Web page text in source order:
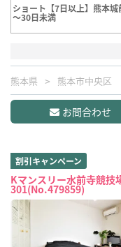
ショート【7日以上】熊本城
～30日未満
熊本県 熊本市中央区
お問合わせ
割引キャンペーン
Kマンスリー水前寺競技
301(No.479859)